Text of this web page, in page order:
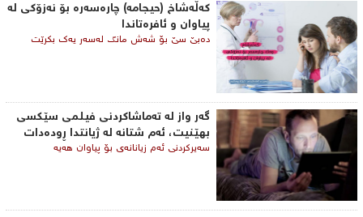
کەڵەشاخ (حیجامە) چارەسەرە بۆ نەزۆکی لە
پیاوان و ئافرەتاندا
دەبێ سێ بۆ شەش مانگ لەسەر یەک بكرێت
گه‌ر واز له‌ ته‌ماشاكردنی فیلمی ‌سێكسی
بهێنیت، ئه‌م شتانه‌ له‌ ژیانتدا ڕوده‌دات
سه‌یركردنی ئه‌م زیانانه‌ی‌ بۆ پیاوان هه‌یه‌